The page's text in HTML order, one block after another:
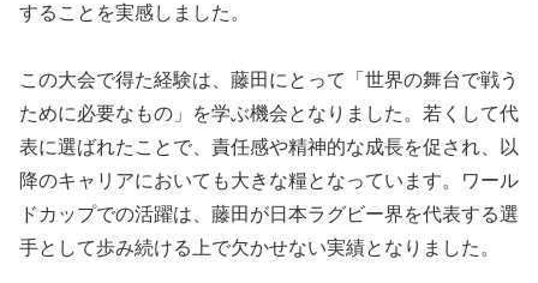
することを実感しました。
この大会で得た経験は、藤田にとって「世界の舞台で戦う
ために必要なもの」を学ぶ機会となりました。若くして代
表に選ばれたことで、責任感や精神的な成長を促され、以
降のキャリアにおいても大きな糧となっています。ワール
ドカップでの活躍は、藤田が日本ラグビー界を代表する選
手として歩み続ける上で欠かせない実績となりました。